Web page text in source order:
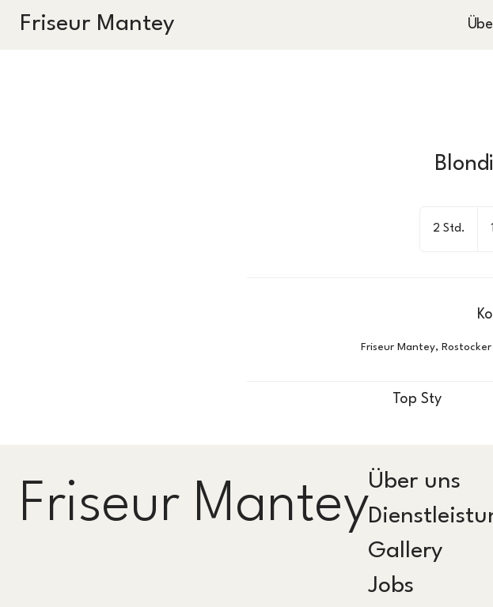
Friseur Mantey
2 Std.
Friseur Mantey,
Friseur ManteyÜber uns
Gallery
Jobs
Top Sty